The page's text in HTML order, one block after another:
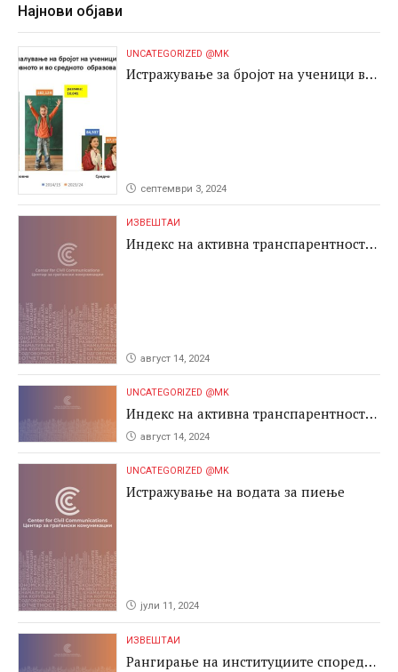
Најнови објави
UNCATEGORIZED @MK
Истражување за бројот на ученици во
септември 3, 2024
ИЗВЕШТАИ
Индекс на активна транспарентност
август 14, 2024
UNCATEGORIZED @MK
Индекс на активна транспарентност
2024август 14, 2024
UNCATEGORIZED @MK
Истражување на водата за пиење
јули 11, 2024
ИЗВЕШТАИ
Рангирање на институциите според